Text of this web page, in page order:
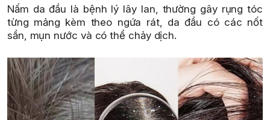
Nấm da đầu là bệnh lý lây lan, thường gây rụng tóc
từng mảng kèm theo ngứa rát, da đầu có các nốt
sần, mụn nước và có thể chảy dịch.